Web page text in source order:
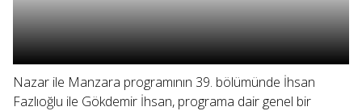
Nazar ile Manzara programının 39. bölümünde İhsan
Fazlıoğlu ile Gökdemir İhsan, programa dair genel bir